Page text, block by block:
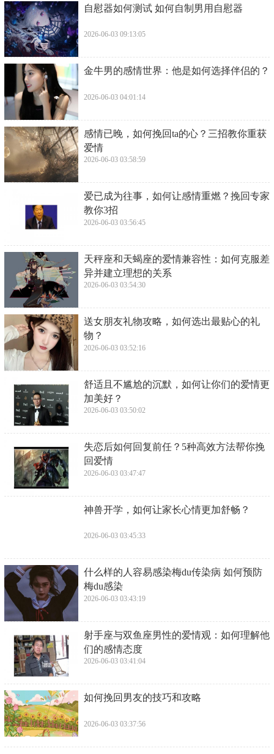
​自慰器如何测试 如何自制男用自慰器
2026-06-03 09:13:05
​金牛男的感情世界：他是如何选择伴侣的？
2026-06-03 04:01:14
​感情已晚，如何挽回ta的心？三招教你重获
爱情
2026-06-03 03:58:59
​爱已成为往事，如何让感情重燃？挽回专家
教你3招
2026-06-03 03:56:45
​天秤座和天蝎座的爱情兼容性：如何克服差
异并建立理想的关系
2026-06-03 03:54:30
​送女朋友礼物攻略，如何选出最贴心的礼
物？
2026-06-03 03:52:16
​舒适且不尴尬的沉默，如何让你们的爱情更
加美好？
2026-06-03 03:50:02
​失恋后如何回复前任？5种高效方法帮你挽
回爱情
2026-06-03 03:47:47
​神兽开学，如何让家长心情更加舒畅？
2026-06-03 03:45:33
​什么样的人容易感染梅du传染病 如何预防
梅du感染
2026-06-03 03:43:19
​射手座与双鱼座男性的爱情观：如何理解他
们的感情态度
2026-06-03 03:41:04
​如何挽回男友的技巧和攻略
2026-06-03 03:37:56